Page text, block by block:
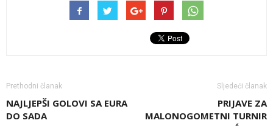
Prethodni članak
NAJLJEPŠI GOLOVI SA EURA
DO SADA
Sljedeći članak
PRIJAVE ZA
MALONOGOMETNI TURNIR